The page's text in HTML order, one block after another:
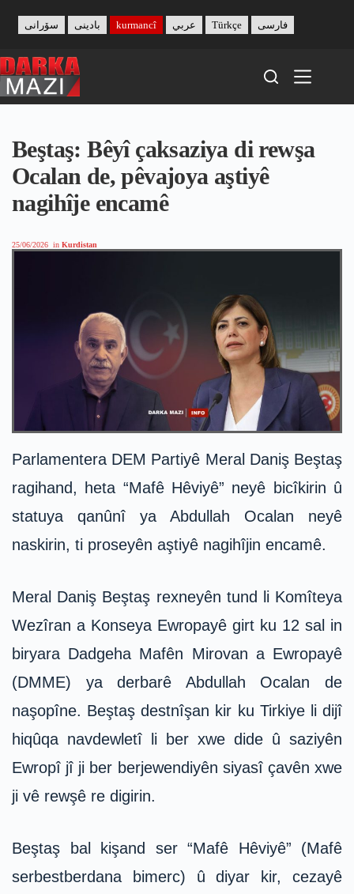
content
بادینی سۆرانی kurmancî عربي Türkçe فارسی
Beştaş: Bêyî çaksaziya di rewşa
Ocalan de, pêvajoya aştiyê
nagihîje encamê
25/06/2026 in Kurdistan
Parlamentera DEM Partiyê Meral Daniş Beştaş
ragihand, heta “Mafê Hêviyê” neyê bicîkirin û
statuya qanûnî ya Abdullah Ocalan neyê
naskirin, ti proseyên aştiyê nagihîjin encamê.
Meral Daniş Beştaş rexneyên tund li Komîteya
Wezîran a Konseya Ewropayê girt ku 12 sal in
biryara Dadgeha Mafên Mirovan a Ewropayê
(DMME) ya derbarê Abdullah Ocalan de
naşopîne. Beştaş destnîşan kir ku Tirkiye li dijî
hiqûqa navdewletî li ber xwe dide û saziyên
Ewropî jî ji ber berjewendiyên siyasî çavên xwe
ji vê rewşê re digirin.
Beştaş bal kişand ser “Mafê Hêviyê” (Mafê
serbestberdana bimerc) û diyar kir, cezayê